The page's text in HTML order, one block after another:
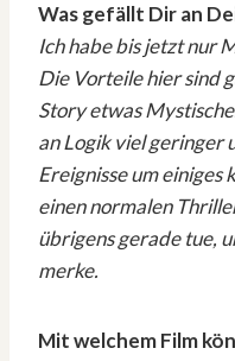
Was gefällt Dir an
Ich habe bis jetzt nur
Die Vorteile hier sind
Story etwas
an Logik viel geringer
Ereignisse um einiges
einen normalen
übrigens gerade tue,
merke.
Mit welchem Film